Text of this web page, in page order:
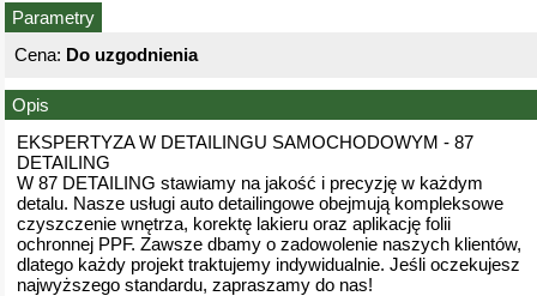
Parametry
Cena: Do uzgodnienia
Opis
EKSPERTYZA W DETAILINGU SAMOCHODOWYM - 87
DETAILING
W 87 DETAILING stawiamy na jakość i precyzję w każdym
detalu. Nasze usługi auto detailingowe obejmują kompleksowe
czyszczenie wnętrza, korektę lakieru oraz aplikację folii
ochronnej PPF. Zawsze dbamy o zadowolenie naszych klientów,
dlatego każdy projekt traktujemy indywidualnie. Jeśli oczekujesz
najwyższego standardu, zapraszamy do nas!